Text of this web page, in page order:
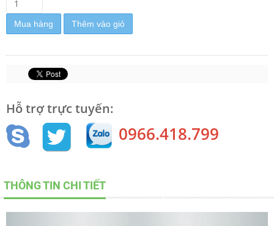
Mua hàng Thêm vào giỏ
Hỗ trợ trực tuyến:
0966.418.799
THÔNG TIN CHI TIẾT